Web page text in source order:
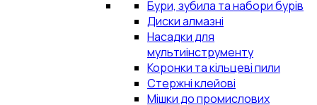
Бури, зубила та набори бурів
Диски алмазні
Насадки для
мультиінструменту
Коронки та кільцеві пили
Стержні клейові
Мішки до промислових